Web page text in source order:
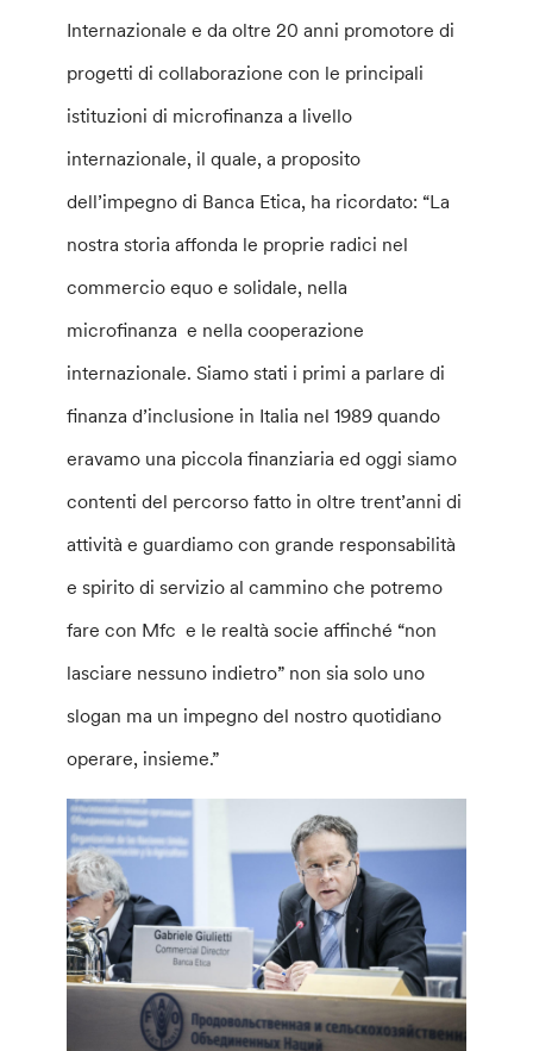
Internazionale e da oltre 20 anni promotore di
progetti di collaborazione con le principali
istituzioni di microfinanza a livello
internazionale, il quale, a proposito
dell’impegno di Banca Etica, ha ricordato: “La
nostra storia affonda le proprie radici nel
commercio equo e solidale, nella
microfinanza e nella cooperazione
internazionale. Siamo stati i primi a parlare di
finanza d’inclusione in Italia nel 1989 quando
eravamo una piccola finanziaria ed oggi siamo
contenti del percorso fatto in oltre trent’anni di
attività e guardiamo con grande responsabilità
e spirito di servizio al cammino che potremo
fare con Mfc e le realtà socie affinché “non
lasciare nessuno indietro” non sia solo uno
slogan ma un impegno del nostro quotidiano
operare, insieme.”